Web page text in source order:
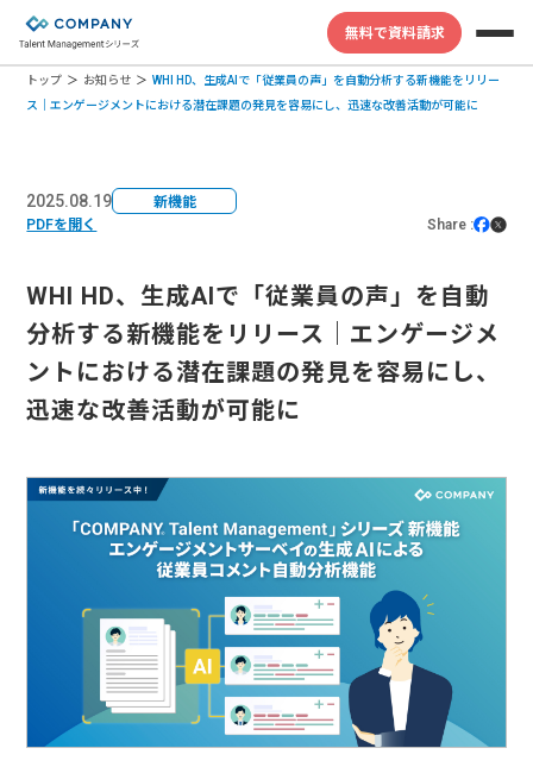
無料で資料請求
トップ お知らせ
WHI HD、生成AIで「従業員の声」を自動分析する新機能をリリー
ス｜エンゲージメントにおける潜在課題の発見を容易にし、迅速な改善活動が可能に
2025.08.19
新機能
PDFを開く
Share :
WHI HD、生成AIで「従業員の声」を自動
分析する新機能をリリース｜エンゲージメ
ントにおける潜在課題の発見を容易にし、
迅速な改善活動が可能に